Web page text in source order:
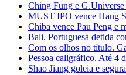
Ching Fung e
MUST IPO vence Hang
Chiba vence Pau Peng e
Bali. Portuguesa detida
Com os olhos no título.
Pessoa caligráfico. Até 4
Shao Jiang goleia e